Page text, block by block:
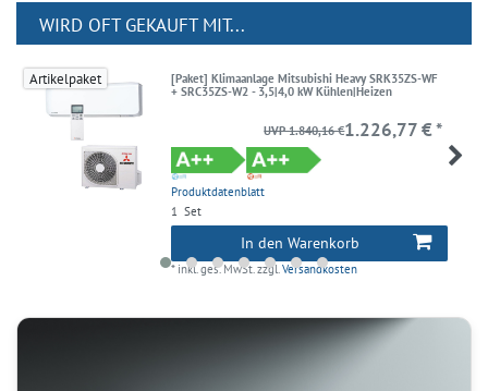
WIRD OFT GEKAUFT MIT...
Artikelpaket
[Paket] Klimaanlage Mitsubishi Heavy SRK35ZS-WF
+ SRC35ZS-W2 - 3,5|4,0 kW Kühlen|Heizen
Produktdatenblatt
UVP 1.840,16 €1.226,77 € *
1 Set
In den Warenkorb
* inkl. ges. MwSt.zzgl.Versandkosten